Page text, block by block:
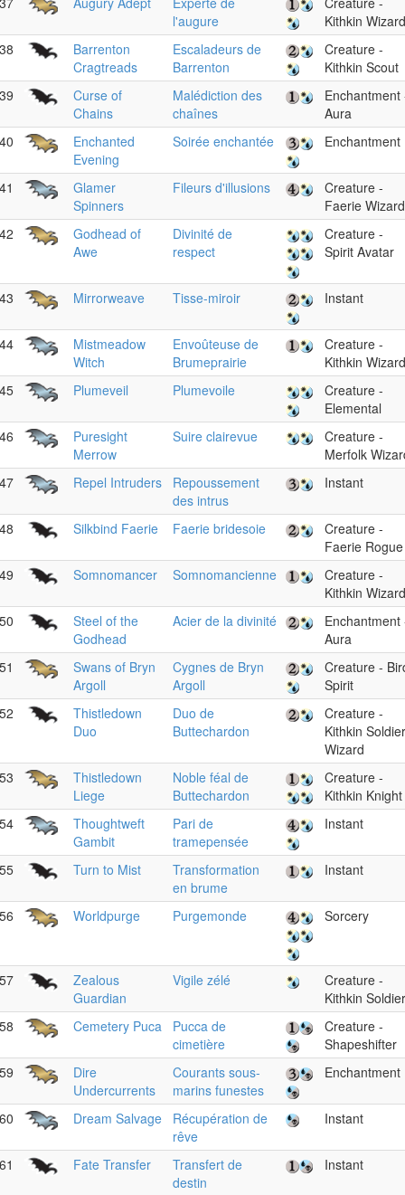
l'augure
Kithkin Wizard
Barrenton
Cragtreads
Escaladeurs de
Barrenton
Creature -
Kithkin Scout
Curse of
Chains
Malédiction des
chaînes
Enchantment
Aura
Enchanted
Evening
Soirée enchantée Enchantment
Glamer
Spinners
Fileurs d'illusions
Creature -
Faerie Wizard
Godhead of
Awe
Divinité de
respect
Creature -
Spirit Avatar
Mirrorweave Tisse-miroir Instant
Mistmeadow
Witch
Envoûteuse de
Brumeprairie
Creature -
Kithkin Wizard
Plumeveil Plumevoile
Creature -
Elemental
Puresight
Merrow
Suire clairevue
Creature -
Merfolk
Repel Intruders
Repoussement
des intrus
Instant
Silkbind Faerie Faerie bridesoie
Creature -
Faerie Rogue
Somnomancer Somnomancienne
Creature -
Kithkin Wizard
Steel of the
Godhead
Acier de la divinité
Enchantment
Aura
Swans of Bryn
Argoll
Cygnes de Bryn
Argoll
Creature -
Spirit
Thistledown
Duo
Duo de
Buttechardon
Creature -
Kithkin Soldier
Wizard
Thistledown
Liege
Noble féal de
Buttechardon
Creature -
Kithkin Knight
Thoughtweft
Gambit
Pari de
tramepensée
Instant
Turn to Mist
Transformation
en brume
Instant
Worldpurge Purgemonde Sorcery
Zealous
Guardian
Vigile zélé
Creature -
Kithkin Soldier
Cemetery Puca
Pucca de
cimetière
Creature -
Shapeshifter
Dire
Undercurrents
Courants sous-
marins funestes
Enchantment
Dream Salvage
Récupération de
rêve
Instant
Fate Transfer
Transfert de
destin
Instant